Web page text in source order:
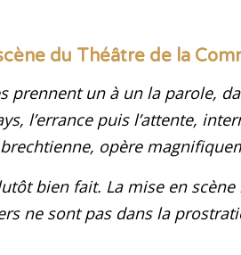
du Théâtre de la
prennent un à un la parole,
l’errance puis l’attente,
opère
bien fait. La mise en
ne sont pas dans la